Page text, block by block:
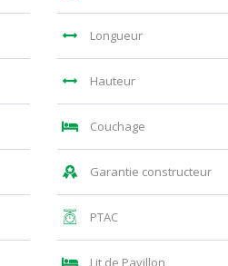
Longueur
Hauteur
Couchage
Garantie constructeur
PTAC
Lit de Pavillon